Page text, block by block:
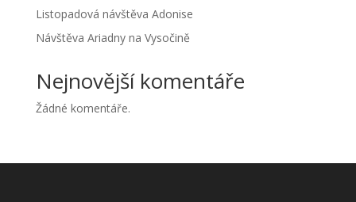
Listopadová návštěva Adonise
Návštěva Ariadny na Vysočině
Nejnovější komentáře
Žádné komentáře.